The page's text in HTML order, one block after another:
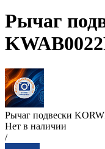
Рычаг
Рычаг подвески
Нет в наличии
/